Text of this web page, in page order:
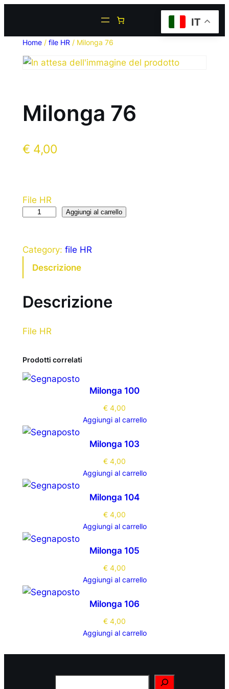
Home/ file HR / Milonga 76
Milonga 76
€ 4,00
File HR
Aggiungi al carrello
Category: file HR
Descrizione
Descrizione
File HR
Prodotti correlati
Milonga 100
€ 4,00
Aggiungi al carrello
Milonga 103
€ 4,00
Aggiungi al carrello
Milonga 104
€ 4,00
Aggiungi al carrello
Milonga 105
€ 4,00
Aggiungi al carrello
Milonga 106
€ 4,00
Aggiungi al carrello
IT